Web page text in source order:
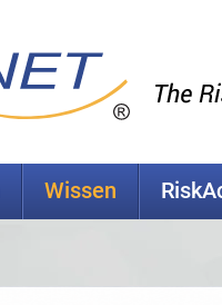
Wissen